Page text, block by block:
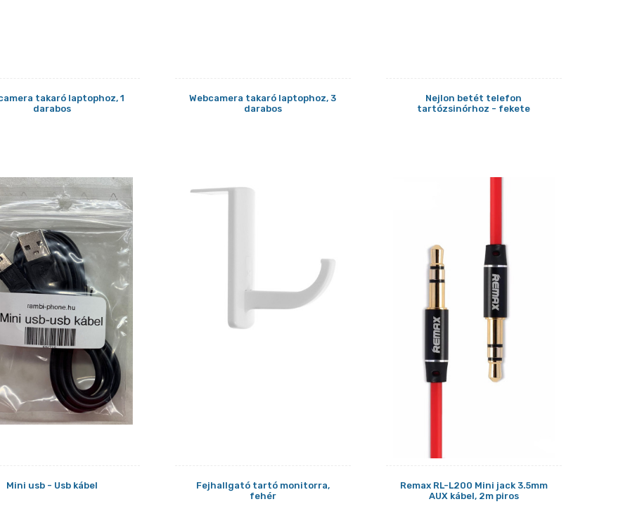
takaró laptophoz, 1
darabos
Webcamera takaró laptophoz, 3
darabos
Nejlon betét telefon
tartózsinórhoz - fekete
Mini usb - Usb kábel
Fejhallgató tartó monitorra,
fehér
Remax RL-L200 Mini jack 3.5mm
AUX kábel, 2m piros